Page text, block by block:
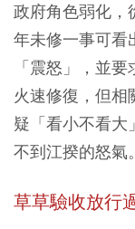
政府角色弱化，
年未修一事可看
「震怒」，並
火速修復，但
疑「看小不看大
不到江揆的怒氣。
草草驗收放行